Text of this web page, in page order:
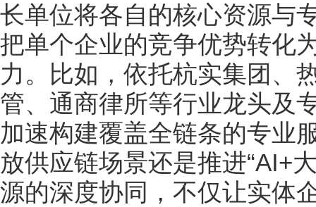
长单位将各自的核心资源与
把单个企业的竞争优势转化
力。比如，依托杭实集团、
管、通商律所等行业龙头及
加速构建覆盖全链条的专业
放供应链场景还是推进“AI+
源的深度协同，不仅让实体